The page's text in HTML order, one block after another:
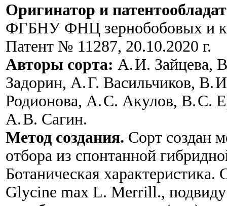
Оригинатор и
ФГБНУ ФНЦ зернобобовых и
Патент № 11287, 20.10.2020 г.
Авторы сорта: А. И. Зайцева,
Задорин, А. Г. Васильчиков, В.
Родионова, А. С. Акулов, В. С.
А. В. Сагин.
Метод создания. Сорт создан
отбора из спонтанной
Ботаническая характеристика.
Glycine max L. Merrill.,